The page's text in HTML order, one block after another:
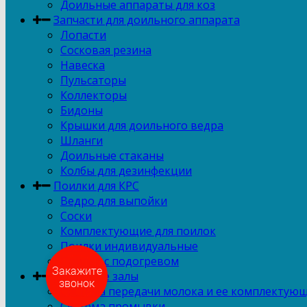
Доильные аппараты для коз
Запчасти для доильного аппарата
Лопасти
Сосковая резина
Навеска
Пульсаторы
Коллекторы
Бидоны
Крышки для доильного ведра
Шланги
Доильные стаканы
Колбы для дезинфекции
Поилки для КРС
Ведро для выпойки
Соски
Комплектующие для поилок
Поилки индивидуальные
Поилки с подогревом
Доильные залы
Система передачи молока и ее
Закажите